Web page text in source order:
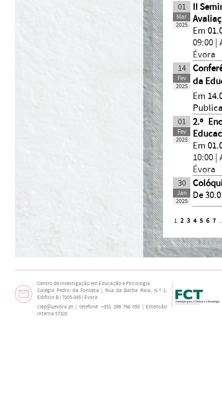
01
Mar
2025
II
Em
09:00 |
Évora
14
Fev
2025
da
Em
01
Fev
2025
2.º
Em
10:00 |
Évora
30
Jan
2025
De
1 2 3 4 5 6 7
Centro de Investigação em Educação e Psicologia
Colégio Pedro da Fonseca | Rua da Barba Rala, N.º 1,
Edifício B | 7005-345 | Évora
ciep@uevora.pt | telefone: +351 266 768 050 | Extensão
interna 57320